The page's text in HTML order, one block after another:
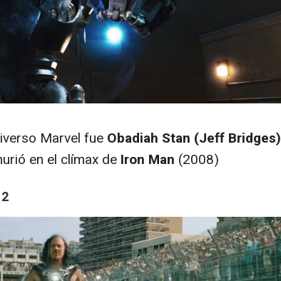
Marvel fue Obadiah Stan (Jeff Bridges)
en el clímax de Iron Man (2008)